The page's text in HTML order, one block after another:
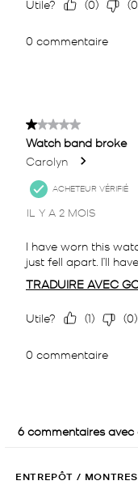
ENTREPÔT / MONTRES